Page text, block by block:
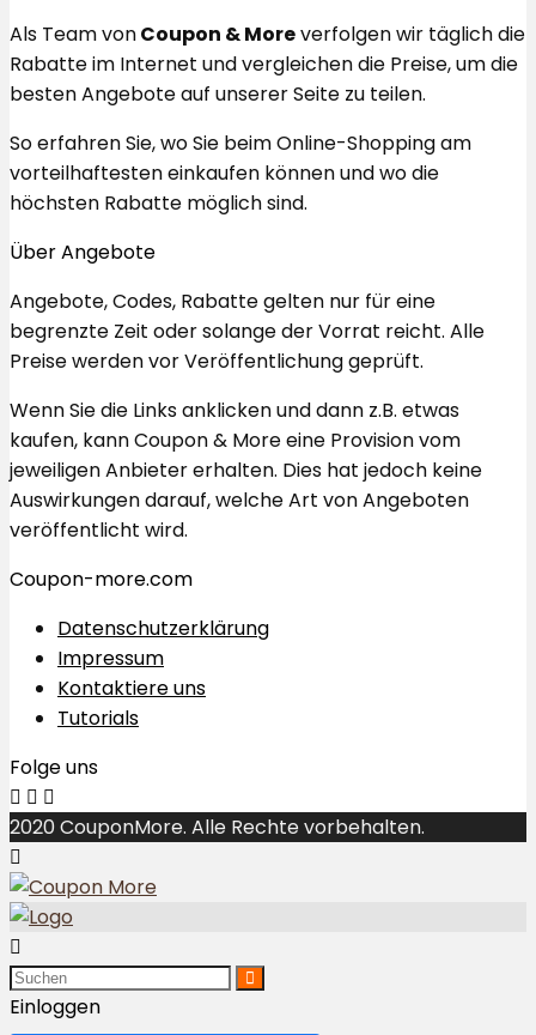
Als Team vonCoupon & Moreverfolgen wir täglich die
Rabatte im Internet und vergleichen die Preise, um die
besten Angebote auf unserer Seite zu teilen.
So erfahren Sie, wo Sie beim Online-Shopping am
vorteilhaftesten einkaufen können und wo die
höchsten Rabatte möglich sind.
Über Angebote
Angebote, Codes, Rabatte gelten nur für eine
begrenzte Zeit oder solange der Vorrat reicht. Alle
Preise werden vor Veröffentlichung geprüft.
Wenn Sie die Links anklicken und dann z.B. etwas
kaufen, kann Coupon & More eine Provision vom
jeweiligen Anbieter erhalten. Dies hat jedoch keine
Auswirkungen darauf, welche Art von Angeboten
veröffentlicht wird.
Coupon-more.com
Datenschutzerklärung
Impressum
Kontaktiere uns
Tutorials
Folge uns
2020 CouponMore. Alle Rechte vorbehalten.
Einloggen